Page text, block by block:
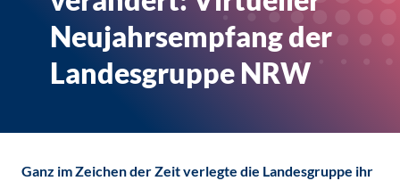
Neujahrsempfang der
Landesgruppe NRW
Ganz im Zeichen der Zeit verlegte die Landesgruppe ihr